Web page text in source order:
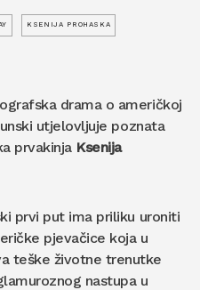
KSENIJA PROHASKA
drama o američkoj
utjelovljuje poznata
prvakinja Ksenija
prvi put ima priliku uroniti
pjevačice koja u
teške životne trenutke
nastupa u